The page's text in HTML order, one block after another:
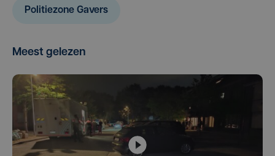
Politiezone Gavers
Meest gelezen